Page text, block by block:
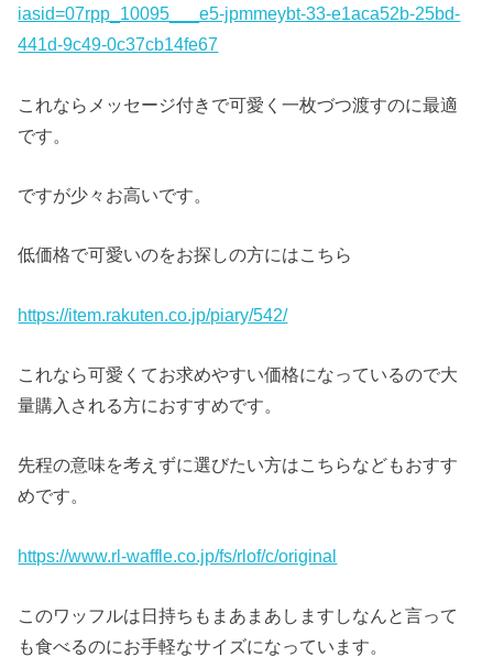
iasid=07rpp_10095___e5-jpmmeybt-33-e1aca52b-25bd-
441d-9c49-0c37cb14fe67
これならメッセージ付きで可愛く一枚づつ渡すのに最適
です。
ですが少々お高いです。
低価格で可愛いのをお探しの方にはこちら
https://item.rakuten.co.jp/piary/542/
これなら可愛くてお求めやすい価格になっているので大
量購入される方におすすめです。
先程の意味を考えずに選びたい方はこちらなどもおすす
めです。
https://www.rl-waffle.co.jp/fs/rlof/c/original
このワッフルは日持ちもまあまあしますしなんと言って
も食べるのにお手軽なサイズになっています。